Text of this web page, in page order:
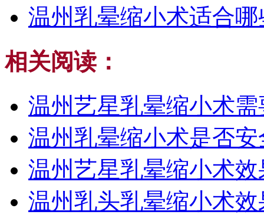
温州乳晕缩小术适合哪
相关阅读：
温州艺星乳晕缩小术
温州乳晕缩小术是否安
温州艺星乳晕缩小术
温州乳头乳晕缩小术